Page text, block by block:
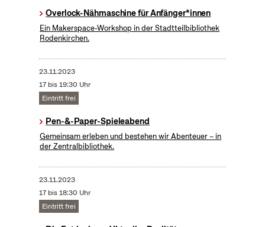
Overlock-Nähmaschine für Anfänger*innen
Ein Makerspace-Workshop in der Stadtteilbibliothek
Rodenkirchen.
23.11.2023
17 bis 19:30 Uhr
Eintritt frei
Pen-&-Paper-Spieleabend
Gemeinsam erleben und bestehen wir Abenteuer – in
der Zentralbibliothek.
23.11.2023
17 bis 18:30 Uhr
Eintritt frei